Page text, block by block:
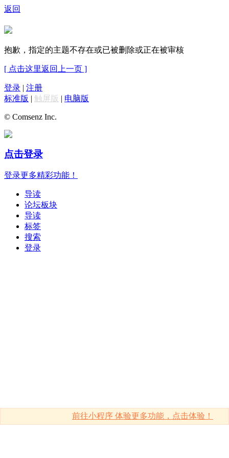
返回
抱歉，指定的主题不存在或已被删除或正在被审核
[ 点击这里返回上一页 ]
前往小程序 体验更多功能，点击体验！
登录 | 注册
标准版 | 触屏版 | 电脑版
© Comsenz Inc.
点击登录
登录更多精彩功能！
导读
论坛板块
导读
标签
搜索
登录